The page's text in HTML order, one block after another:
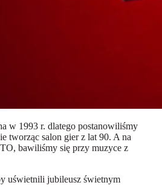
w 1993 r. dlatego postanowiliśmy
tworząc salon gier z lat 90. A na
bawiliśmy się przy muzyce z
uświetnili jubileusz świetnym